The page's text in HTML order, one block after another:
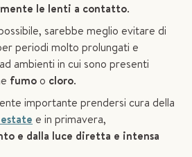
le lenti a contatto.
sarebbe meglio evitare di
periodi molto prolungati e
ambienti in cui sono presenti
fumoo cloro.
importante prendersi cura della
e in primavera,
e dalla luce diretta e intensa